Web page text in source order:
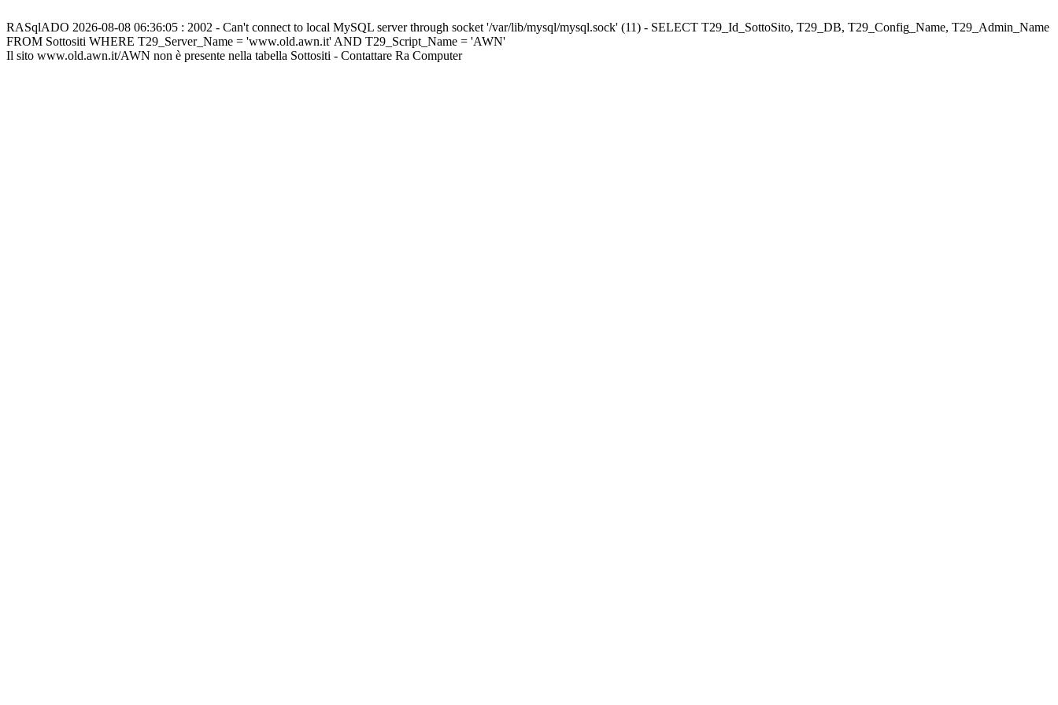
RASqlADO 2026-08-08 06:36:05 : 2002 - Can't connect to local MySQL server through socket '/var/lib/mysql/mysql.sock' (11) - SELECT T29_Id_SottoSito, T29_DB, T29_Config_Name, T29_Admin_Name
FROM Sottositi WHERE T29_Server_Name = 'www.old.awn.it' AND T29_Script_Name = 'AWN'
Il sito www.old.awn.it/AWN non è presente nella tabella Sottositi - Contattare Ra Computer